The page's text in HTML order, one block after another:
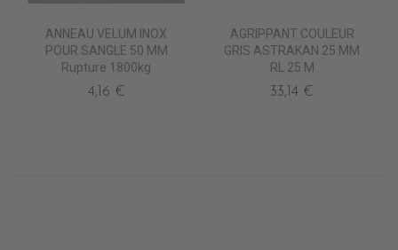
ANNEAU VELUM INOX
POUR SANGLE 50 MM
Rupture 1800kg
4,16 €
AGRIPPANT COULEUR
GRIS ASTRAKAN 25 MM
RL 25 M
33,14 €